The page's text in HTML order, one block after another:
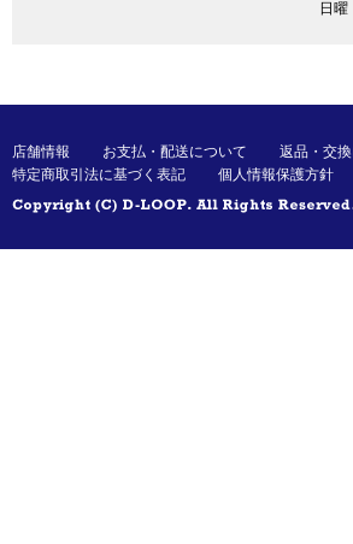
日
店舗情報 お支払・配送について 返品・交
特定商取引法に基づく表記
個人情報保護方針